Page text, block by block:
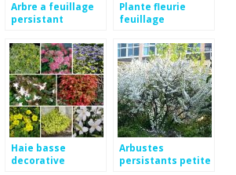
Arbre a feuillage
persistant
Plante fleurie
feuillage
Haie basse
decorative
Arbustes
persistants petite